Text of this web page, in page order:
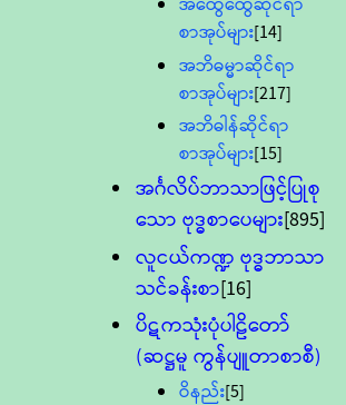
စာအုပ်များ[14]
အဘိဓမ္မာဆိုင်ရာ
စာအုပ်များ[217]
အဘိဓါန်ဆိုင်ရာ
စာအုပ်များ[15]
အင်္ဂလိပ်ဘာသာဖြင့်ပြုစု
သော ဗုဒ္ဓစာပေများ[895]
လူငယ်ကဏ္ဍ ဗုဒ္ဓဘာသာ
သင်ခန်းစာ[16]
ပိဋကသုံးပုံပါဠိတော်
(ဆဋ္ဌမူ ကွန်ပျူတာစာစီ)
ဝိနည်း[5]